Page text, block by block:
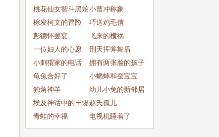
牛
桃花仙女智斗黑蛇
精
小曹冲称象
棕发柯文的冒险
巧送鸡毛信
彭德怀罢宴
飞来的横祸
一位妇人的心愿
刑天挥斧舞盾
小刺猬家的电话
拥有两张脸的孩子
们
龟兔合好了
小蟋蟀和蚕宝宝
独角神羊
幼儿小兔的新邻居
埃及神话中的丰饶
女神哈托尔
赵氏孤儿
青蛙的幸福
电视机睡着了